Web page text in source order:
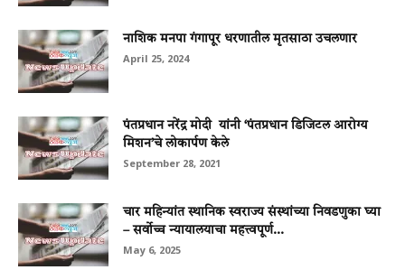
नाशिक मनपा गंगापूर धरणातील मृतसाठा उचलणार
April 25, 2024
पंतप्रधान नरेंद्र मोदी यांनी ‘पंतप्रधान डिजिटल आरोग्य
मिशन’चे लोकार्पण केले
September 28, 2021
चार महिन्यांत स्थानिक स्वराज्य संस्थांच्या निवडणुका घ्या
– सर्वोच्च न्यायालयाचा महत्त्वपूर्ण...
May 6, 2025